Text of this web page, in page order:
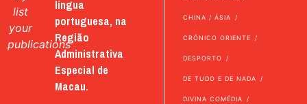
list
your
publications
língua
portuguesa, na
Região
Administrativa
Especial de
Macau.
CHINA / ÁSIA
CRÓNICO ORIENTE
DESPORTO
DE TUDO E DE NADA
DIVINA COMÉDIA